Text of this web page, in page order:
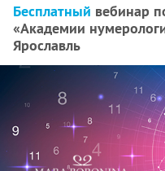
Бесплатный вебинар
«Академии
Ярославль